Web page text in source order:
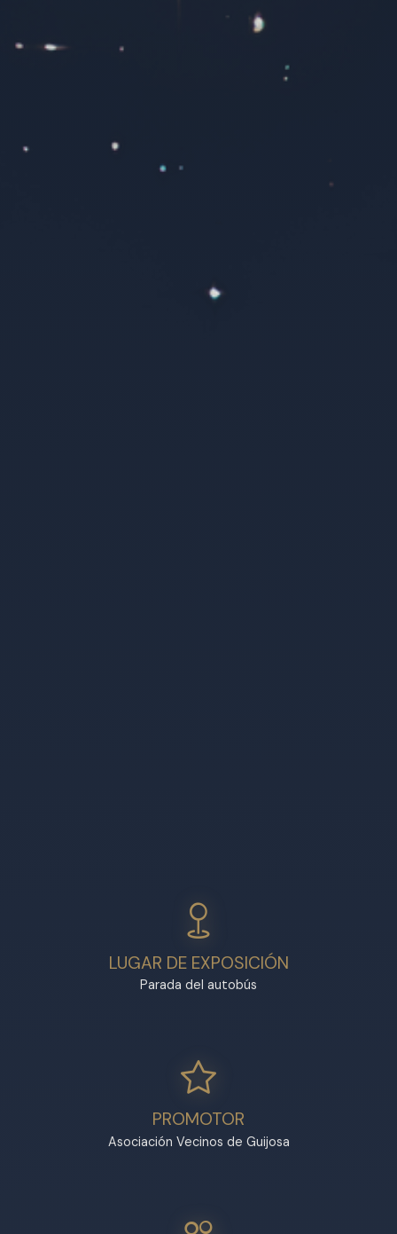
LUGAR DE EXPOSICIÓN
Parada del autobús
PROMOTOR
Asociación Vecinos de Guijosa